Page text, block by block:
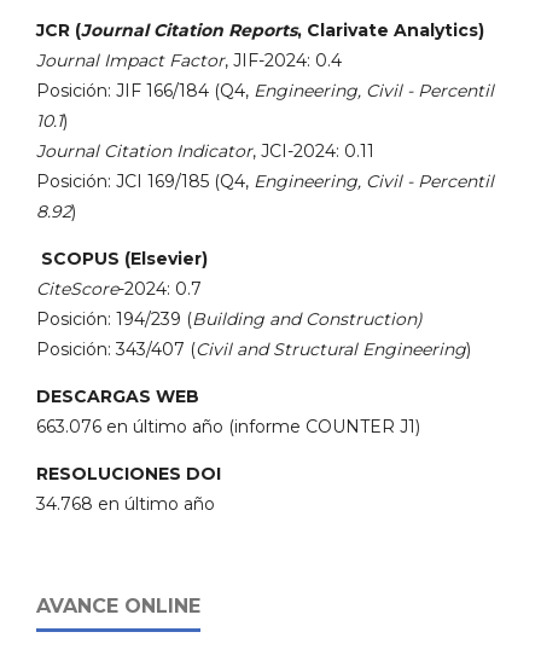
JCR (Journal Citation Reports, Clarivate Analytics)
Journal Impact Factor, JIF-2024: 0.4
Posición: JIF 166/184 (Q4, Engineering, Civil - Percentil
10.1)
Journal Citation Indicator, JCI-2024: 0.11
Posición: JCI 169/185 (Q4, Engineering, Civil - Percentil
8.92)
SCOPUS (Elsevier)
CiteScore-2024: 0.7
Posición: 194/239 (Building and Construction)
Posición: 343/407 (Civil and Structural Engineering)
DESCARGAS WEB
663.076 en último año (informe COUNTER J1)
RESOLUCIONES DOI
34.768 en último año
AVANCE ONLINE